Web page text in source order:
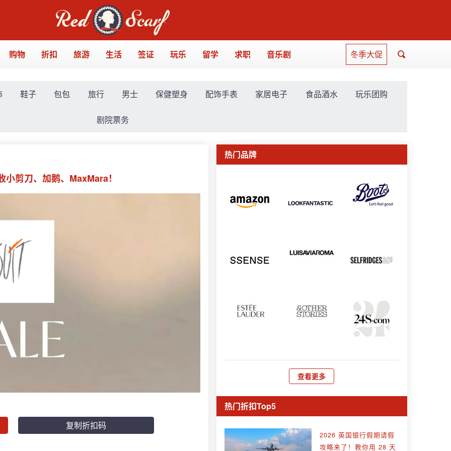
购物 折扣 旅游 生活 签证 玩乐 留学 求职 音乐剧 冬季大促
鞋子 包包 旅行 男士 保健塑身 配饰手表 家居电子 食品酒水 玩乐团购
剧院票务
剪刀、加鹅、MaxMara！
复制折扣码
热门品牌
查看更多
热门折扣Top5
2026 英国银行假期请假
攻略来了！教你用 28 天